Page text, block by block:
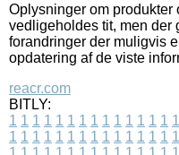
Oplysninger om produkter
vedligeholdes tit, men der
forandringer der muligvis
opdatering af de viste
reacr.com
BITLY:
1 1 1 1 1 1 1 1 1 1 1 1 1 1 1
1 1 1 1 1 1 1 1 1 1 1 1 1 1 1